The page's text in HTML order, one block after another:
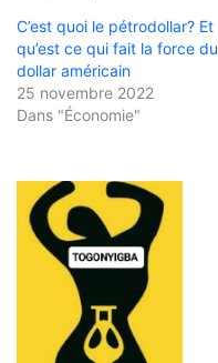
C’est quoi le pétrodollar? Et
qu’est ce qui fait la force du
dollar américain
25 novembre 2022
Dans "Économie"